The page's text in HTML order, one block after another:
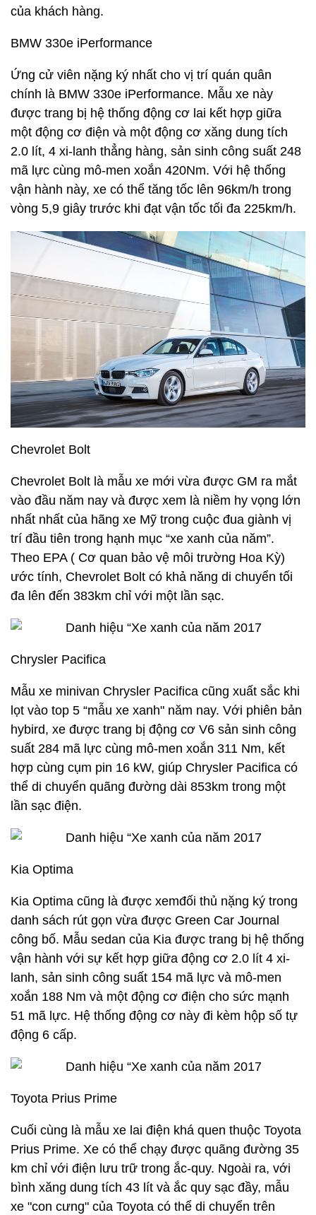
của khách hàng.
BMW 330e iPerformance
Ứng cử viên nặng ký nhất cho vị trí quán quân
chính là BMW 330e iPerformance. Mẫu xe này
được trang bị hệ thống động cơ lai kết hợp giữa
một động cơ điện và một động cơ xăng dung tích
2.0 lít, 4 xi-lanh thẳng hàng, sản sinh công suất 248
mã lực cùng mô-men xoắn 420Nm. Với hệ thống
vận hành này, xe có thể tăng tốc lên 96km/h trong
vòng 5,9 giây trước khi đạt vận tốc tối đa 225km/h.
Chevrolet Bolt
Chevrolet Bolt là mẫu xe mới vừa được GM ra mắt
vào đầu năm nay và được xem là niềm hy vọng lớn
nhất nhất của hãng xe Mỹ trong cuộc đua giành vị
trí đầu tiên trong hạnh mục “xe xanh của năm”.
Theo EPA ( Cơ quan bảo vệ môi trường Hoa Kỳ)
ước tính, Chevrolet Bolt có khả năng di chuyển tối
đa lên đến 383km chỉ với một lần sạc.
Chrysler Pacifica
Mẫu xe minivan Chrysler Pacifica cũng xuất sắc khi
lọt vào top 5 “mẫu xe xanh" năm nay. Với phiên bản
hybird, xe được trang bị động cơ V6 sản sinh công
suất 284 mã lực cùng mô-men xoắn 311 Nm, kết
hợp cùng cụm pin 16 kW, giúp Chrysler Pacifica có
thể di chuyển quãng đường dài 853km trong một
lần sạc điện.
Kia Optima
Kia Optima cũng là được xemđối thủ nặng ký trong
danh sách rút gọn vừa được Green Car Journal
công bố. Mẫu sedan của Kia được trang bị hệ thống
vận hành với sự kết hợp giữa động cơ 2.0 lít 4 xi-
lanh, sản sinh công suất 154 mã lực và mô-men
xoắn 188 Nm và một động cơ điện cho sức mạnh
51 mã lực. Hệ thống động cơ này đi kèm hộp số tự
động 6 cấp.
Toyota Prius Prime
Cuối cùng là mẫu xe lai điện khá quen thuộc Toyota
Prius Prime. Xe có thể chạy được quãng đường 35
km chỉ với điện lưu trữ trong ắc-quy. Ngoài ra, với
bình xăng dung tích 43 lít và ắc quy sạc đầy, mẫu
xe "con cưng" của Toyota có thể di chuyển trên